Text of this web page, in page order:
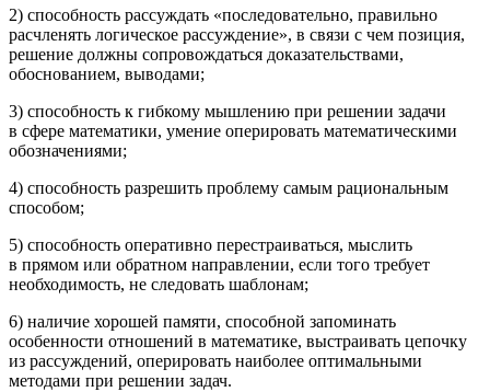
2) способность рассуждать «последовательно, правильно
расчленять логическое рассуждение», в связи с чем позиция,
решение должны сопровождаться доказательствами,
обоснованием, выводами;
3) способность к гибкому мышлению при решении задачи
в сфере математики, умение оперировать математическими
обозначениями;
4) способность разрешить проблему самым рациональным
способом;
5) способность оперативно перестраиваться, мыслить
в прямом или обратном направлении, если того требует
необходимость, не следовать шаблонам;
6) наличие хорошей памяти, способной запоминать
особенности отношений в математике, выстраивать цепочку
из рассуждений, оперировать наиболее оптимальными
методами при решении задач.